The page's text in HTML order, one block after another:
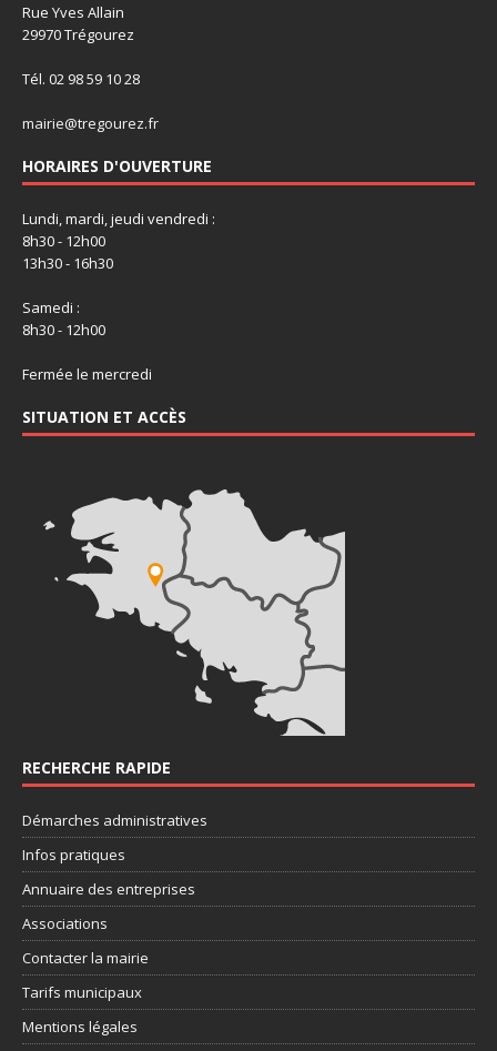
Rue Yves Allain
29970 Trégourez
Tél. 02 98 59 10 28
mairie@tregourez.fr
HORAIRES D'OUVERTURE
Lundi, mardi, jeudi vendredi :
8h30 - 12h00
13h30 - 16h30
Samedi :
8h30 - 12h00
Fermée le mercredi
SITUATION ET ACCÈS
RECHERCHE RAPIDE
Démarches administratives
Infos pratiques
Annuaire des entreprises
Associations
Contacter la mairie
Tarifs municipaux
Mentions légales